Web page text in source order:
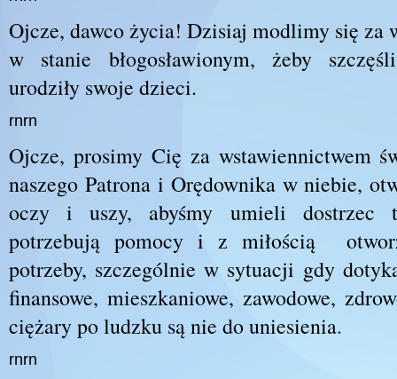
Ojcze, dawco życia! Dzisiaj modlimy się za
w stanie błogosławionym, żeby
urodziły swoje dzieci.
rnrn
Ojcze, prosimy Cię za wstawiennictwem
naszego Patrona i Orędownika w niebie,
oczy i uszy, abyśmy umieli dostrzec
potrzebują pomocy i z miłością
potrzeby, szczególnie w sytuacji gdy
finansowe, mieszkaniowe, zawodowe,
ciężary po ludzku są nie do uniesienia.
rnrn